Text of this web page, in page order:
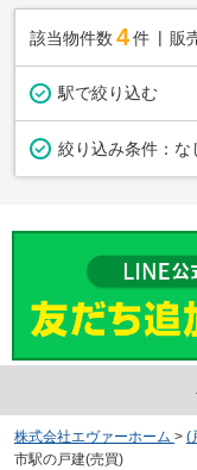
該当物件数 4件 販
駅で絞り込む
絞り込み条件： な
株式会社エヴァーホーム > (
市駅の戸建(売買)